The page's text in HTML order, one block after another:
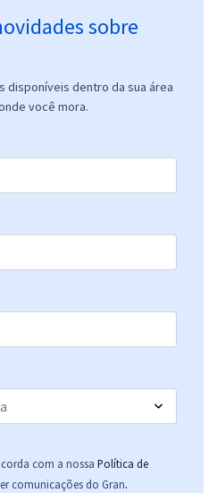
sobre
disponíveis dentro da sua área
você mora.
com a nossa Política de
comunicações do Gran.